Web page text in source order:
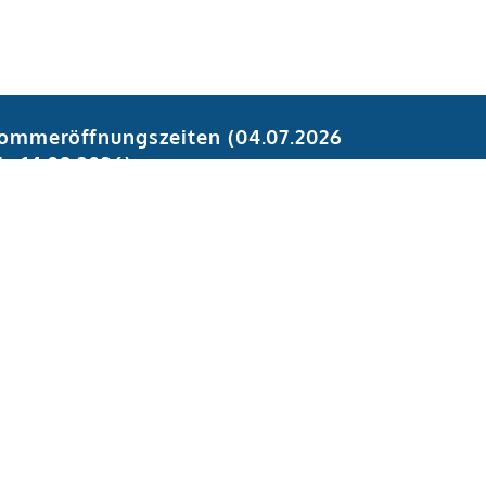
(04.07.2026
14.08.2026):